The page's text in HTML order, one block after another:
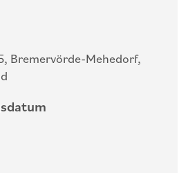
Bremervörde-Mehedorf,